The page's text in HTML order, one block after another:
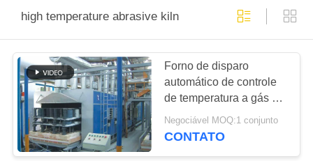
CASA
PRODUTOS
VÍDEOS
high temperature abrasive kiln
Forno de disparo
automático de controle
de temperatura a gás de
temperatura média e alta
Negociável MOQ:1 conjunto
CONTATO